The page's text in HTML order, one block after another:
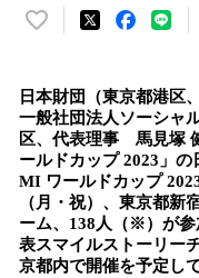
い
！
数
を
読
み
込
み
中
日本財団（東京都港区
一般社団法人ソーシャ
区、代表理事 馬見塚
ールドカップ 2023」
MI ワールドカップ
（月・祝）、東京都新
ーム、138人（※）が
表スマイルストーリー
京都内で開催を予定し